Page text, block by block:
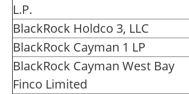
L.P.
BlackRock Holdco 3, LLC
BlackRock Cayman 1 LP
BlackRock Cayman West Bay
Finco Limited